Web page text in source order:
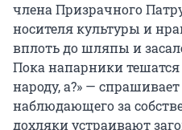
члена Призрачного
носителя культуры и
вплоть до шляпы и
Пока напарники
народу, а?» —
наблюдающего за
дохляки устраивают